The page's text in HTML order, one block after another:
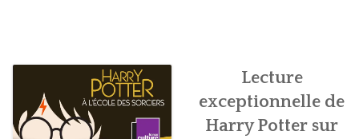
LES ACTEURS
J.K. ROWLING
Lecture
exceptionnelle de
Harry Potter sur